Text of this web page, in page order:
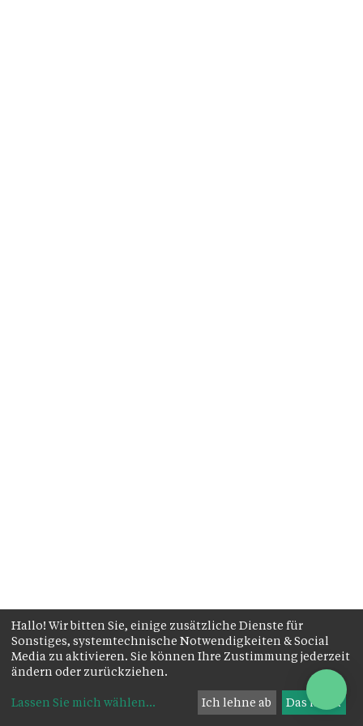
Hallo! Wir bitten Sie, einige zusätzliche Dienste für
Sonstiges, systemtechnische Notwendigkeiten & Social
Media zu aktivieren. Sie können Ihre Zustimmung jederzeit
ändern oder zurückziehen.
Lassen Sie mich wählen... Ich lehne ab Das ist ok